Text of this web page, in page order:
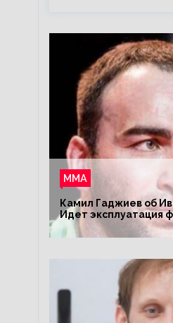
ММА
Камил Гаджиев об
Идет эксплуатация
Емельяненко